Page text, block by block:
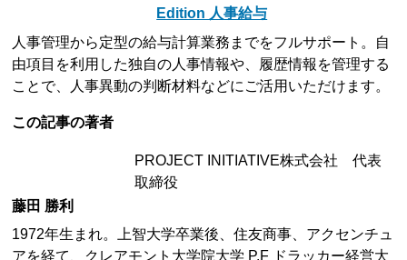
Edition 人事給与
人事管理から定型の給与計算業務までをフルサポート。自
由項目を利用した独自の人事情報や、履歴情報を管理する
ことで、人事異動の判断材料などにご活用いただけます。
この記事の著者
PROJECT INITIATIVE株式会社 代表
取締役
藤田 勝利
1972年生まれ。上智大学卒業後、住友商事、アクセンチュ
アを経て、クレアモント大学院大学 P.F ドラッカー経営大